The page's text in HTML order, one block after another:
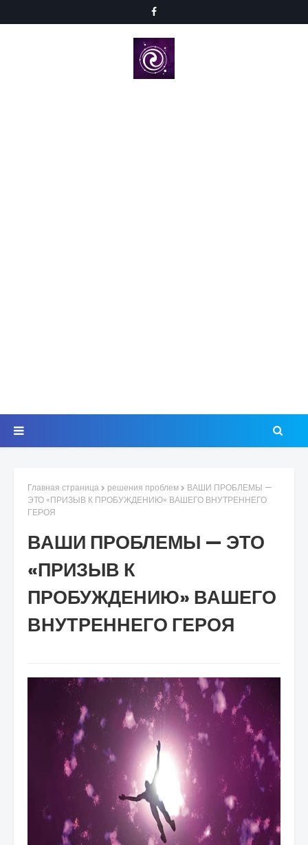
Главная страница решения проблем
ВАШИ ПРОБЛЕМЫ —
ЭТО «ПРИЗЫВ К ПРОБУЖДЕНИЮ» ВАШЕГО ВНУТРЕННЕГО
ГЕРОЯ
ВАШИ ПРОБЛЕМЫ — ЭТО
«ПРИЗЫВ К
ПРОБУЖДЕНИЮ» ВАШЕГО
ВНУТРЕННЕГО ГЕРОЯ